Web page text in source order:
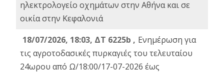
ηλεκτρολογείο οχημάτων στην Αθήνα και σε
οικία στην Κεφαλονιά
18/07/2026, 18:03, ΔΤ 6225b , Ενημέρωση για
τις αγροτοδασικές πυρκαγιές του τελευταίου
24ωρου από Ω/18:00/17-07-2026 έως